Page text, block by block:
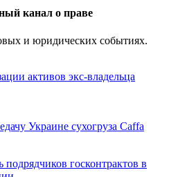
канал о праве
и юридических событиях.
активов экс-владельца
Украине сухогруза Caffa
госконтрактов в